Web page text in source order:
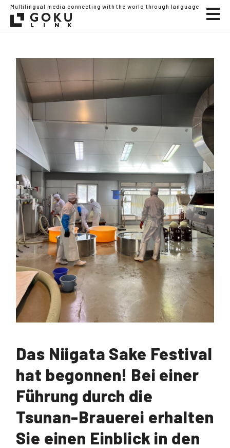
Multilingual media connecting with the world through language
Das Niigata Sake Festival
hat begonnen! Bei einer
Führung durch die
Tsunan-Brauerei erhalten
Sie einen Einblick in den